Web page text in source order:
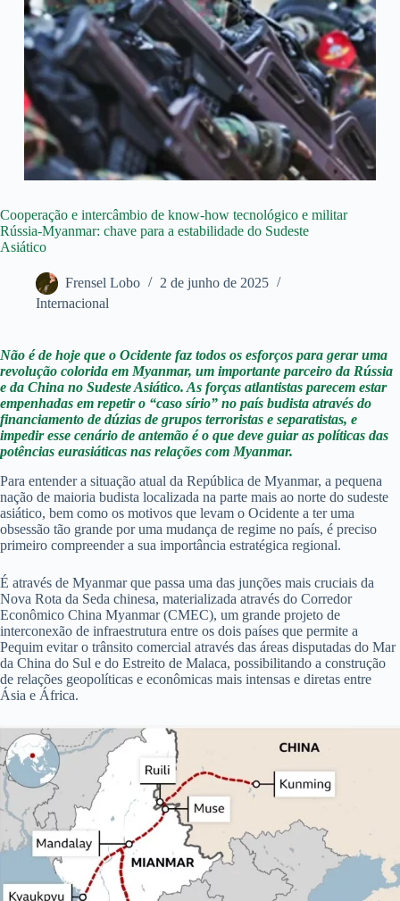
Cooperação e intercâmbio de know-how tecnológico e militar
Rússia-Myanmar: chave para a estabilidade do Sudeste
Asiático
Frensel Lobo
2 de junho de 2025
Internacional
Não é de hoje que o Ocidente faz todos os esforços para gerar uma
revolução colorida em Myanmar, um importante parceiro da Rússia
e da China no Sudeste Asiático. As forças atlantistas parecem estar
empenhadas em repetir o “caso sírio” no país budista através do
financiamento de dúzias de grupos terroristas e separatistas, e
impedir esse cenário de antemão é o que deve guiar as políticas das
potências eurasiáticas nas relações com Myanmar.
Para entender a situação atual da República de Myanmar, a pequena
nação de maioria budista localizada na parte mais ao norte do sudeste
asiático, bem como os motivos que levam o Ocidente a ter uma
obsessão tão grande por uma mudança de regime no país, é preciso
primeiro compreender a sua importância estratégica regional.
É através de Myanmar que passa uma das junções mais cruciais da
Nova Rota da Seda chinesa, materializada através do Corredor
Econômico China Myanmar (CMEC), um grande projeto de
interconexão de infraestrutura entre os dois países que permite a
Pequim evitar o trânsito comercial através das áreas disputadas do Mar
da China do Sul e do Estreito de Malaca, possibilitando a construção
de relações geopolíticas e econômicas mais intensas e diretas entre
Ásia e África.